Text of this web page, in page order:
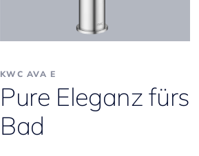
KWC AVA E
Pure Eleganz fürs
Bad